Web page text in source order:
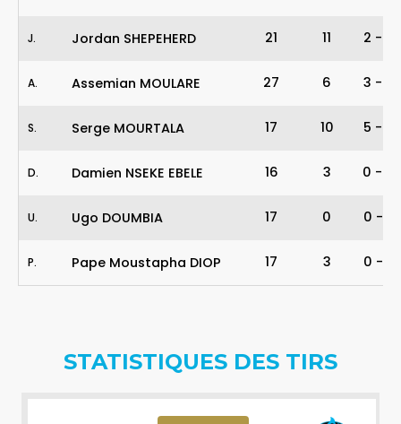
Jordan SHEPEHERD
J. 21 11 2 -
Assemian MOULARE
A. 27 6 3 -
Serge MOURTALA
S. 17 10 5 -
Damien NSEKE EBELE
D. 16 3 0 -
Ugo DOUMBIA
U. 17 0 0 -
Pape Moustapha DIOP
P. 17 3 0 -
STATISTIQUES DES TIRS